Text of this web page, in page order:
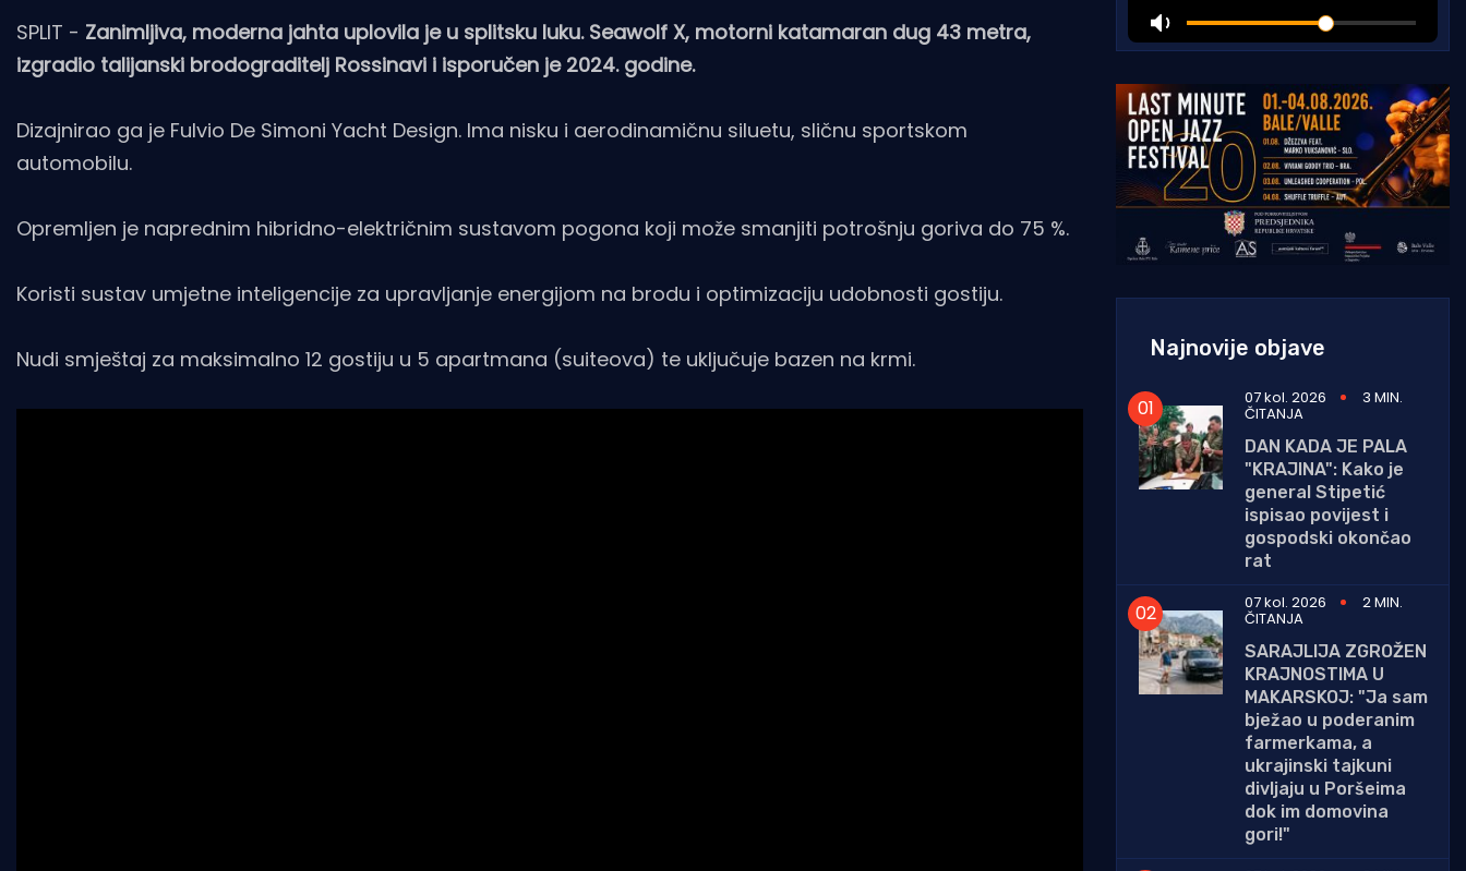
SPLIT - Zanimljiva, moderna jahta uplovila je u splitsku luku. Seawolf X, motorni katamaran dug 43 metra,
izgradio talijanski brodograditelj Rossinavi i isporučen je 2024. godine.
Dizajnirao ga je Fulvio De Simoni Yacht Design. Ima nisku i aerodinamičnu siluetu, sličnu sportskom
automobilu.
Opremljen je naprednim hibridno-električnim sustavom pogona koji može smanjiti potrošnju goriva do 75 %.
Koristi sustav umjetne inteligencije za upravljanje energijom na brodu i optimizaciju udobnosti gostiju.
Nudi smještaj za maksimalno 12 gostiju u 5 apartmana (suiteova) te uključuje bazen na krmi. Najnovije objave
07 kol. 2026 3 MIN.
ČITANJA
DAN KADA JE PALA
"KRAJINA": Kako je
general Stipetić
ispisao povijest i
gospodski okončao
rat
07 kol. 2026
2 MIN.
ČITANJA
SARAJLIJA ZGROŽEN
KRAJNOSTIMA U
MAKARSKOJ: "Ja sam
bježao u poderanim
farmerkama, a
ukrajinski tajkuni
divljaju u Poršeima
dok im domovina
gori!"